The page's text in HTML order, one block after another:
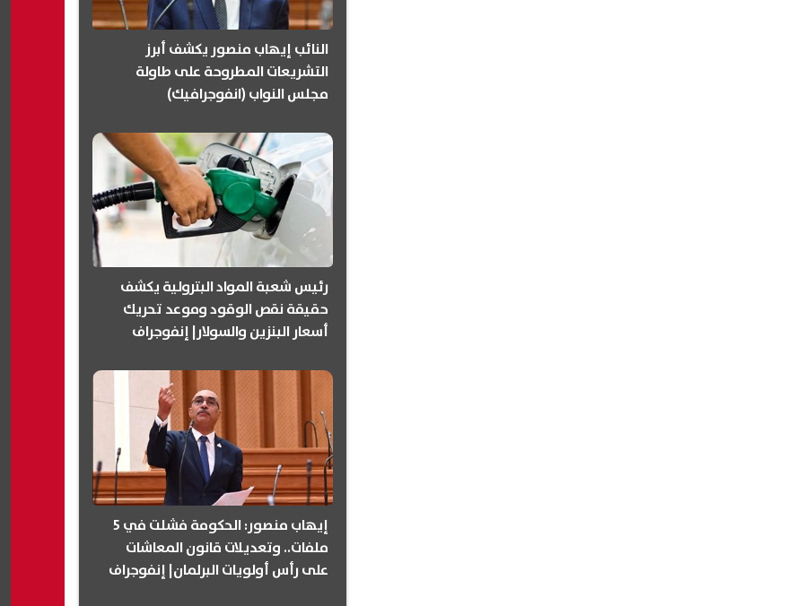
النائب إيهاب منصور يكشف أبرز
التشريعات المطروحة على طاولة
مجلس النواب (انفوجرافيك)
رئيس شعبة المواد البترولية يكشف
حقيقة نقص الوقود وموعد تحريك
أسعار البنزين والسولار| إنفوجراف
إيهاب منصور: الحكومة فشلت في 5
ملفات.. وتعديلات قانون المعاشات
على رأس أولويات البرلمان| إنفوجراف